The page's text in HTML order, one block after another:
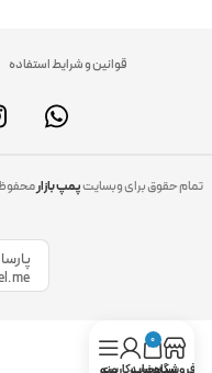
قوانین و شرایط استفاده
تمام حقوق برای وبسایتپمپ بازارمحفوظ
0